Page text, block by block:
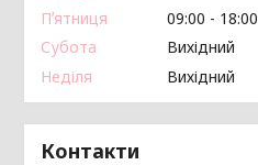
Пʼятниця
09:00
18:00
Субота
Вихідний
Неділя
Вихідний
Контакти